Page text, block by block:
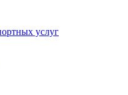
услуг